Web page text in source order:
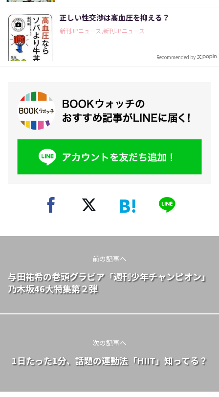
正しい性交渉は高血圧を抑える？
新刊JPニュース,新刊JPニュース
Recommended by
前の記事へ
与田祐希の巻頭グラビア「週刊少年チャンピオン」
乃木坂46大特集第２弾
次の記事へ
1日たった1分、話題の運動法「HIIT」知ってる？